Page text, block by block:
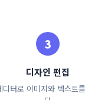
디자인 편집
디터로 이미지와 텍스트